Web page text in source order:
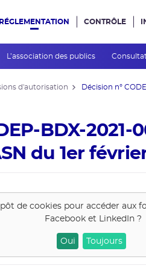
dans le site
RÉGLEMENTATION
L’association des publics
CONTRÔLE
d'autorisation Décision n°
BDX-2021-
du 1er février
de cookies pour accéder aux
Facebook et LinkedIn ?
Oui Toujours